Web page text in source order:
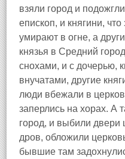
взяли город и
епископ, и княгини,
умирают в огне, а
князья в Средний
снохами, и с дочерью,
внучатами, другие
люди вбежали в
заперлись на хорах. А
город, и выбили двери
дров, обложили
бывшие там